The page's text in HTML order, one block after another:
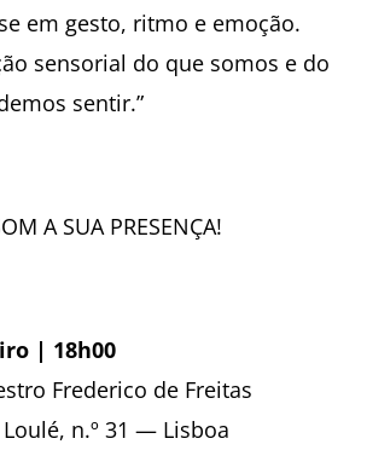
em gesto, ritmo e emoção.
sensorial do que somos e do
sentir.”
A SUA PRESENÇA!
| 18h00
Frederico de Freitas
n.º 31 — Lisboa